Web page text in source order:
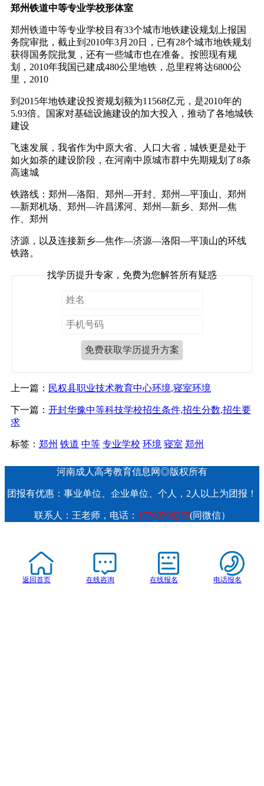
郑州铁道中等专业学校形体室
郑州铁道中等专业学校目有33个城市地铁建设规划上报国
务院审批，截止到2010年3月20日，已有28个城市地铁规划
获得国务院批复，还有一些城市也在准备。按照现有规
划，2010年我国已建成480公里地铁，总里程将达6800公
里，2010
到2015年地铁建设投资规划额为11568亿元，是2010年的
5.93倍。国家对基础设施建设的加大投入，推动了各地城铁
建设
飞速发展，我省作为中原大省、人口大省，城铁更是处于
如火如荼的建设阶段，在河南中原城市群中先期规划了8条
高速城
铁路线：郑州—洛阳、郑州—开封、郑州—平顶山、郑州
—新郑机场、郑州—许昌漯河、郑州—新乡、郑州—焦
作、郑州
济源，以及连接新乡—焦作—济源—洛阳—平顶山的环线
铁路。
找学历提升专家，免费为您解答所有疑惑
上一篇： 民权县职业技术教育中心环境,寝室环境
下一篇： 开封华豫中等科技学校招生条件,招生分数,招生要
求
标签： 郑州 铁道 中等 专业学校 环境 寝室 郑州
河南成人高考教育信息网◎版权所有
团报有优惠：事业单位、企业单位、个人，2人以上为团报！
联系人：王老师，电话： 17760796275(同微信）
返回首页 在线咨询 在线报名 电话报名